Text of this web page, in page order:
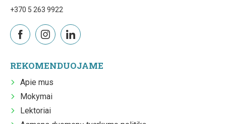
+370 5 263 9922
REKOMENDUOJAME
Apie mus
Mokymai
Lektoriai